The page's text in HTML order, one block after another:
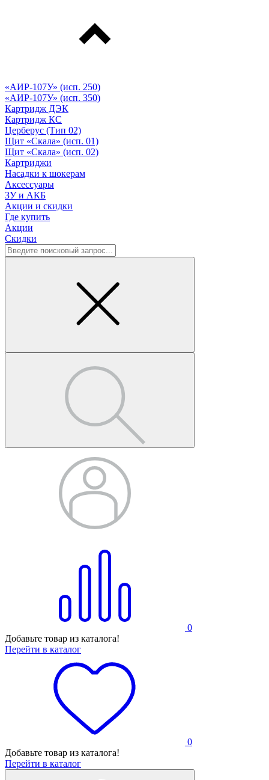
«АИР-107У» (исп. 250)
«АИР-107У» (исп. 350)
Картридж ДЭК
Картридж КС
Церберус (Тип 02)
Щит «Скала» (исп. 01)
Щит «Скала» (исп. 02)
Картриджи
Насадки к шокерам
Аксессуары
ЗУ и АКБ
Акции и скидки
Где купить
Акции
Скидки
0
Добавьте товар из каталога!
Перейти в каталог
0
Добавьте товар из каталога!
Перейти в каталог